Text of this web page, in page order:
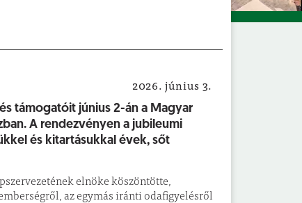
Helyi hírek
2026. június 3.
támogatóit június 2-án a Magyar
A rendezvényen a jubileumi
és kitartásukkal évek, sőt
elnöke köszöntötte,
az egymás iránti odafigyelésről